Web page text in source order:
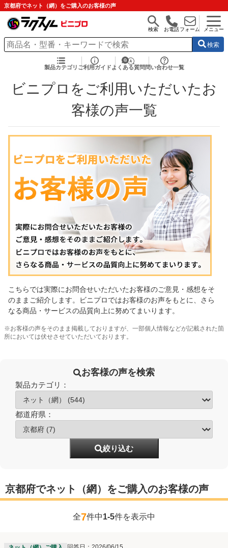
京都府でネット（網）をご購入のお客様の声
検索 お電話フォーム メニュー
検索
製品カテゴリ ご利用ガイド よくある質問 問い合わせ一覧
ビニプロをご利用いただいたお
客様の声一覧
こちらでは実際にお問合せいただいたお客様のご意見・感想をそ
のままご紹介します。ビニプロではお客様のお声をもとに、さら
なる商品・サービスの品質向上に努めてまいります。
※お客様の声をそのまま掲載しておりますが、一部個人情報などが記載された箇
所においては伏せさせていただいております。
お客様の声を検索
製品カテゴリ：
都道府県：
絞り込む
京都府でネット（網）をご購入のお客様の声
全7件中1-5件を表示中